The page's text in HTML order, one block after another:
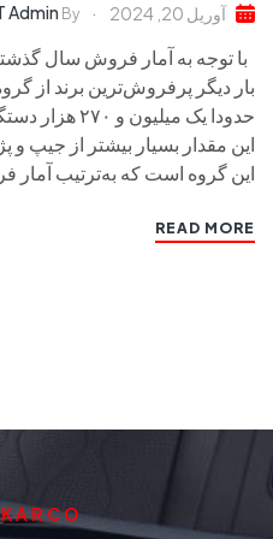
آوریل 20, 2024 By
Admin
با توجه به آمار فروش سال
بار دیگر پرفروش‌ترین برند از
حدودا یک
این مقدار بسیار بیشتر از جیپ و
این گروه است که به‌ترتیب
READ MORE